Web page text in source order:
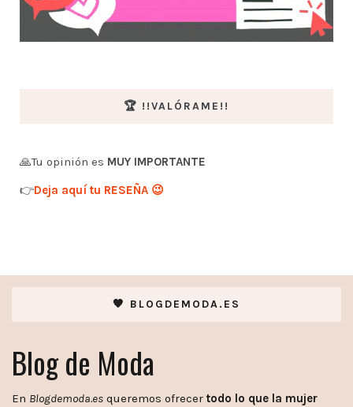
🏆 !!VALÓRAME!!
🙏Tu opinión es MUY IMPORTANTE
👉Deja aquí tu RESEÑA 😉
🧡 BLOGDEMODA.ES
Blog de Moda
En Blogdemoda.es queremos ofrecer todo lo que la mujer